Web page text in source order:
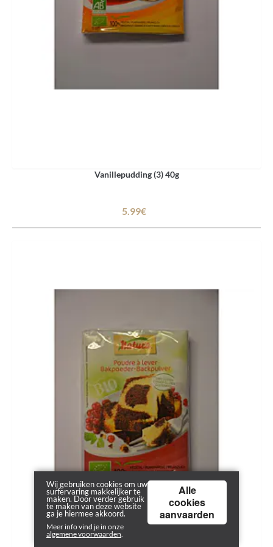
Vanillepudding (3) 40g
5.99€
Wij gebruiken cookies om uw
surfervaring makkelijker te
maken. Door verder gebruik
te maken van deze website
ga je hiermee akkoord.
Meer info vind je in onze
algemene voorwaarden.
Alle
cookies
aanvaarden